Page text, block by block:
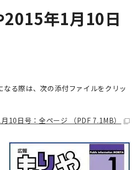
2015年1月10日
る際は、次の添付ファイルをクリッ
10日号：全ページ （PDF 7.1MB）